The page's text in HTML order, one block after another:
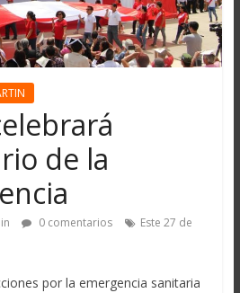
de la
0 comentarios
Este 27 de
por la emergencia sanitaria